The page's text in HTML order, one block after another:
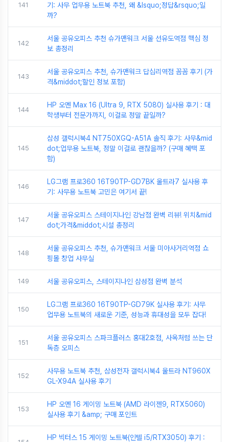
141
기: 사무 업무용 노트북 추천, 왜 &lsquo;정답&rsquo;일
까?
142
서울 공유오피스 추천 슈가맨워크 서울 선유도역점 핵심 정
보 총정리
143
서울 공유오피스 추천, 슈가맨워크 답십리역점 꼼꼼 후기 (가
격&middot;할인 정보 포함)
144
HP 오멘 Max 16 (Ultra 9, RTX 5080) 실사용 후기 : 대
학생부터 전문가까지, 이걸로 정말 끝일까?
145
삼성 갤럭시북4 NT750XGQ-A51A 솔직 후기: 사무&mid
dot;업무용 노트북, 정말 이걸로 괜찮을까? (구매 혜택 포
함)
146
LG그램 프로360 16T90TP-GD7BK 울트라7 실사용 후
기: 사무용 노트북 고민은 여기서 끝!
147
서울 공유오피스 스테이지나인 강남점 완벽 리뷰! 위치&mid
dot;가격&middot;시설 총정리
148
서울 공유오피스 추천, 슈가맨워크 서울 미아사거리역점 쇼
핑몰 창업 사무실
149 서울 공유오피스, 스테이지나인 삼성점 완벽 분석
150
LG그램 프로360 16T90TP-GD79K 실사용 후기: 사무
업무용 노트북의 새로운 기준, 성능과 휴대성을 모두 잡다!
151
서울 공유오피스 스파크플러스 홍대2호점, 사옥처럼 쓰는 단
독층 오피스
152
사무용 노트북 추천, 삼성전자 갤럭시북4 울트라 NT960X
GL-X94A 실사용 후기
153
HP 오멘 16 게이밍 노트북 (AMD 라이젠9, RTX5060)
실사용 후기 &amp; 구매 포인트
HP 빅터스 15 게이밍 노트북(인텔 i5/RTX3050) 후기 :